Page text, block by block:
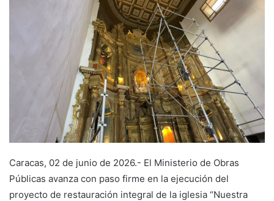
Caracas, 02 de junio de 2026.- El Ministerio de Obras
Públicas avanza con paso firme en la ejecución del
proyecto de restauración integral de la iglesia “Nuestra